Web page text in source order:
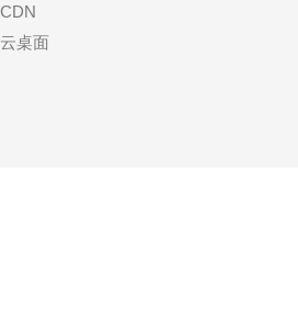
CDN
云桌面